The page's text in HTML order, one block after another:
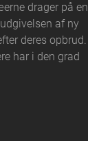
drager på en
af ny
deres opbrud.
har i den grad